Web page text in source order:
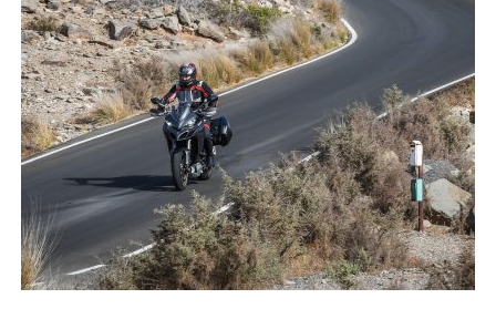
NEWSLETTER
SÍGUENOS